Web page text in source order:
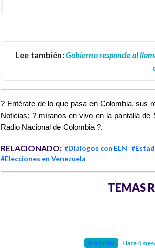
Lee también:Gobierno responde al
? Entérate de lo que pasa en Colombia, sus
Noticias: ? míranos en vivo en la pantalla
Radio Nacional de Colombia ?.
RELACIONADO: #Diálogos con ELN
#Elecciones en Venezuela
TEMAS
NACIÓN Hace 4